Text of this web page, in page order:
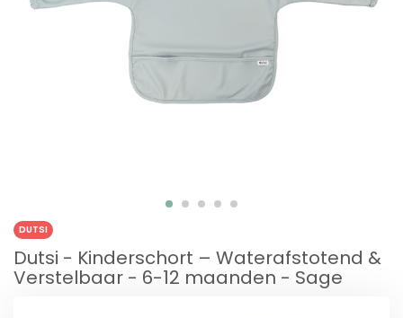
DUTSI
Dutsi - Kinderschort – Waterafstotend &
Verstelbaar - 6-12 maanden - Sage